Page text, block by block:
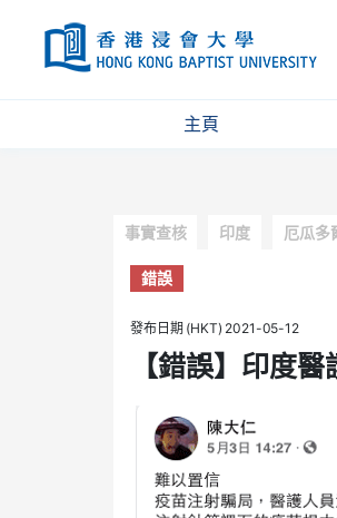
主頁
Categories
事實查核 印度 厄瓜多
錯誤
發布日期 (HKT) 2021-05-12
【錯誤】印度